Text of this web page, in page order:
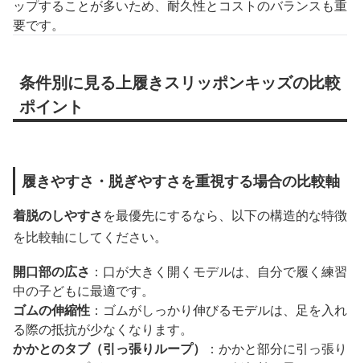
ップすることが多いため、耐久性とコストのバランスも重
要です。
条件別に見る上履きスリッポンキッズの比較
ポイント
履きやすさ・脱ぎやすさを重視する場合の比較軸
着脱のしやすさを最優先にするなら、以下の構造的な特徴
を比較軸にしてください。
開口部の広さ ：口が大きく開くモデルは、自分で履く練習
中の子どもに最適です。
ゴムの伸縮性 ：ゴムがしっかり伸びるモデルは、足を入れ
る際の抵抗が少なくなります。
かかとのタブ（引っ張りループ）
：かかと部分に引っ張り